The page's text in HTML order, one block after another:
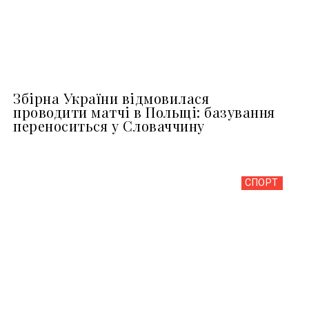
Збірна України відмовилася
проводити матчі в Польщі: базування
переноситься у Словаччину
СПОРТ